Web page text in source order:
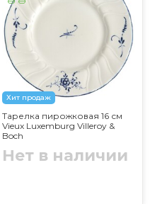
Хит продаж
Тарелка пирожковая 16 см
Vieux Luxemburg Villeroy &
Boch
Нет в наличии